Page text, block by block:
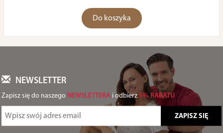
Do koszyka
NEWSLETTER
Zapisz się do naszego NEWSLETTERA i odbierz 5% RABATU